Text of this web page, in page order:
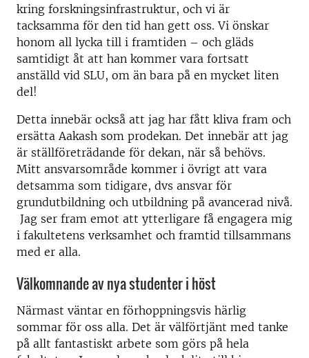
kring forskningsinfrastruktur, och vi är
tacksamma för den tid han gett oss. Vi önskar
honom all lycka till i framtiden – och gläds
samtidigt åt att han kommer vara fortsatt
anställd vid SLU, om än bara på en mycket liten
del!
Detta innebär också att jag har fått kliva fram och
ersätta Aakash som prodekan. Det innebär att jag
är ställföreträdande för dekan, när så behövs.
Mitt ansvarsområde kommer i övrigt att vara
detsamma som tidigare, dvs ansvar för
grundutbildning och utbildning på avancerad nivå.
Jag ser fram emot att ytterligare få engagera mig
i fakultetens verksamhet och framtid tillsammans
med er alla.
Välkomnande av nya studenter i höst
Närmast väntar en förhoppningsvis härlig
sommar för oss alla. Det är välförtjänt med tanke
på allt fantastiskt arbete som görs på hela